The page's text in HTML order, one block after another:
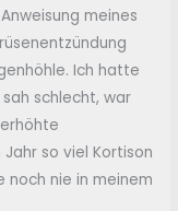
meines
Ich hatte
schlecht, war
so viel Kortison
noch nie in meinem